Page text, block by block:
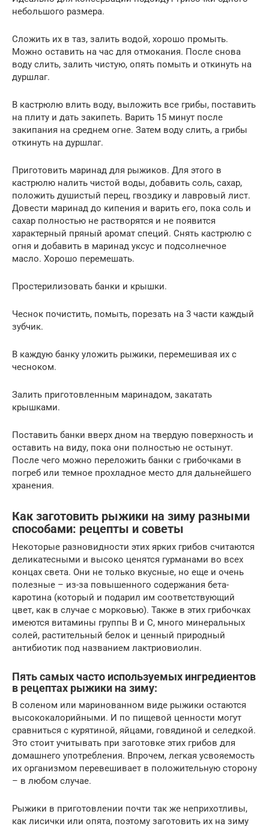
небольшого размера.
Сложить их в таз, залить водой, хорошо промыть.
Можно оставить на час для отмокания. После снова
воду слить, залить чистую, опять помыть и откинуть на
дуршлаг.
В кастрюлю влить воду, выложить все грибы, поставить
на плиту и дать закипеть. Варить 15 минут после
закипания на среднем огне. Затем воду слить, а грибы
откинуть на дуршлаг.
Приготовить маринад для рыжиков. Для этого в
кастрюлю налить чистой воды, добавить соль, сахар,
положить душистый перец, гвоздику и лавровый лист.
Довести маринад до кипения и варить его, пока соль и
сахар полностью не растворятся и не появится
характерный пряный аромат специй. Снять кастрюлю с
огня и добавить в маринад уксус и подсолнечное
масло. Хорошо перемешать.
Простерилизовать банки и крышки.
Чеснок почистить, помыть, порезать на 3 части каждый
зубчик.
В каждую банку уложить рыжики, перемешивая их с
чесноком.
Залить приготовленным маринадом, закатать
крышками.
Поставить банки вверх дном на твердую поверхность и
оставить на виду, пока они полностью не остынут.
После чего можно переложить банки с грибочками в
погреб или темное прохладное место для дальнейшего
хранения.
Как заготовить рыжики на зиму разными
способами: рецепты и советы
Некоторые разновидности этих ярких грибов считаются
деликатесными и высоко ценятся гурманами во всех
концах света. Они не только вкусные, но еще и очень
полезные – из-за повышенного содержания бета-
каротина (который и подарил им соответствующий
цвет, как в случае с морковью). Также в этих грибочках
имеются витамины группы В и С, много минеральных
солей, растительный белок и ценный природный
антибиотик под названием лактриовиолин.
Пять самых часто используемых ингредиентов
в рецептах рыжики на зиму:
В соленом или маринованном виде рыжики остаются
высококалорийными. И по пищевой ценности могут
сравниться с курятиной, яйцами, говядиной и селедкой.
Это стоит учитывать при заготовке этих грибов для
домашнего употребления. Впрочем, легкая усвояемость
их организмом перевешивает в положительную сторону
– в любом случае.
Рыжики в приготовлении почти так же неприхотливы,
как лисички или опята, поэтому заготовить их на зиму